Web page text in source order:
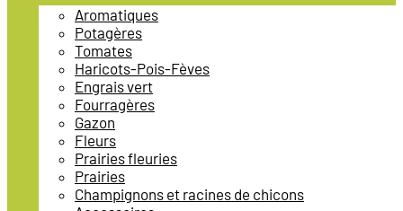
Aromatiques
Potagères
Tomates
Haricots-Pois-Fèves
Engrais vert
Fourragères
Gazon
Fleurs
Prairies fleuries
Prairies
Champignons et racines de chicons